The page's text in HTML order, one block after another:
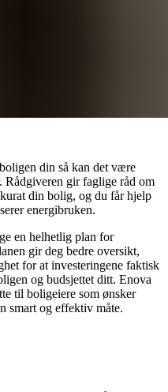
din så kan det være
Rådgiveren gir faglige råd om
din bolig, og du får hjelp
energibruken.
en helhetlig plan for
gir deg bedre oversikt,
for at investeringene faktisk
og budsjettet ditt. Enova
til boligeiere som ønsker
smart og effektiv måte.